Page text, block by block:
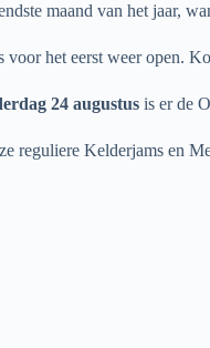
maand van het jaar,
voor het eerst weer open.
24 augustus is er de
reguliere Kelderjams en